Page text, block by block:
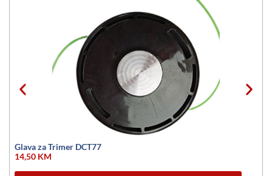
Glava za Trimer DCT77
14,50 KM